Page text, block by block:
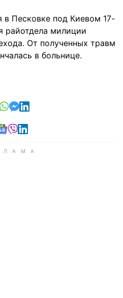
Песковке под Киевом 17-
райотдела милиции
От полученных травм
в больнице.
в Telegram
в Facebook
в Xв Viber
отправить в Whatsapp
отправить в Messenger
отправить в LinkedIn
в Telegram
в Facebook
в X
Читайте в Google news
Читайте в Viber
Читайте в LinkedIn